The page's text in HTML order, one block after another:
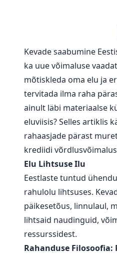
Kevade saabumine
ka uue võimaluse
mõtiskleda oma elu ja
tervitada ilma raha
ainult läbi materiaalse
eluviisis? Selles artiklis
rahaasjade pärast
krediidi
Elu Lihtsuse Ilu
Eestlaste tuntud
rahulolu lihtsuses.
päikesetõus, linnulaul,
lihtsaid naudinguid,
ressurssidest.
Rahanduse Filosoofia: